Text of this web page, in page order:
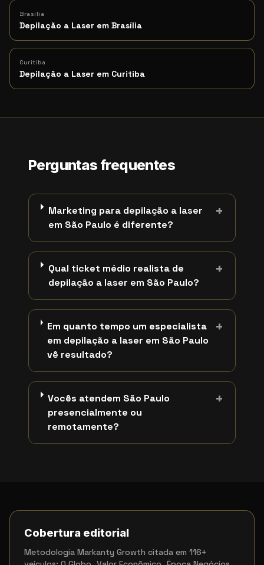
Brasília
Depilação a Laser em Brasília
Curitiba
Depilação a Laser em Curitiba
Perguntas frequentes
Marketing para depilação a laser
em São Paulo é diferente?
+
Qual ticket médio realista de
depilação a laser em São Paulo?
+
Em quanto tempo um especialista
em depilação a laser em São Paulo
vê resultado?
+
Vocês atendem São Paulo
presencialmente ou
remotamente?
+
Cobertura editorial
Metodologia Markanty Growth citada em 116+